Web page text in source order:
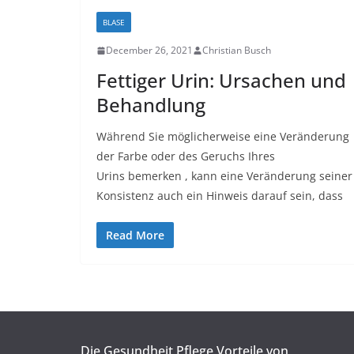
BLASE
December 26, 2021 Christian Busch
Fettiger Urin: Ursachen und
Behandlung
Während Sie möglicherweise eine Veränderung
der Farbe oder des Geruchs Ihres
Urins bemerken , kann eine Veränderung seiner
Konsistenz auch ein Hinweis darauf sein, dass
Read More